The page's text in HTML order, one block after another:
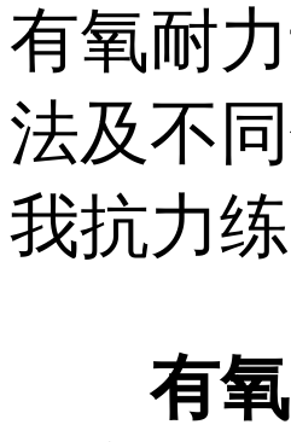
有氧耐
法及不
我抗力
有氧